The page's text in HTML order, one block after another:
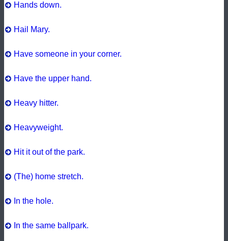
Hands down.
Hail Mary.
Have someone in your corner.
Have the upper hand.
Heavy hitter.
Heavyweight.
Hit it out of the park.
(The) home stretch.
In the hole.
In the same ballpark.